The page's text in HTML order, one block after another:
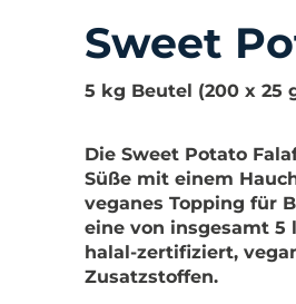
Sweet
5 kg Beutel (200 x 25
Die Sweet Potato
Süße mit einem
veganes Topping für
eine von insgesamt 5
halal-zertifiziert,
Zusatzstoffen.